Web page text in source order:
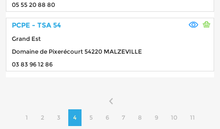
05 55 20 88 80
PCPE - TSA 54
Grand Est
Domaine de Pixerécourt 54220 MALZEVILLE
03 83 96 12 86
1 2 3 4 5 6 7 8 9 10 11